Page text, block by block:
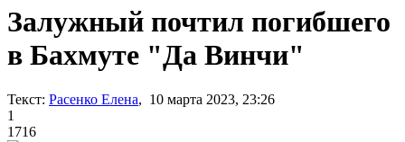
Залужный почтил погибшего
в Бахмуте "Да Винчи"
Текст: Расенко Елена, 10 марта 2023, 23:26
1
1716